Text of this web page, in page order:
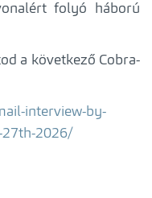
folyó háború
a következő Cobra-
interview-by-
2026/